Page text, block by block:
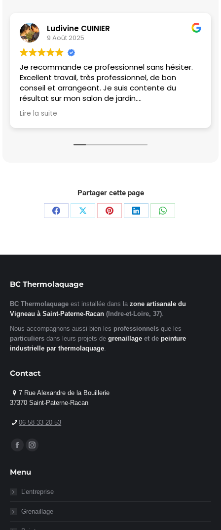
Ludivine CUINIER
9 Août 2025
Je recommande ce professionnel sans hésiter.
Excellent travail, très professionnel, de bon
conseil et arrangeant. Je suis contente du
résultat sur mon salon de jardin.
Merci beaucoup
Lire la suite
Partager cette page
PartagerPartagerPartagerPartagerPartager
BC Thermolaquage
BC Thermolaquage est installée dans la zone artisanale du
Vigneau à Saint-Paterne-Racan (Indre-et-Loire, 37).
Nous accompagnons aussi bien les professionnels que les
particuliers dans leurs projets de grenaillage et de peinture
industrielle par thermolaquage.
Contact
7 Rue Alexandre de la Bouillerie
37370 Saint-Paterne-Racan
06 58 33 20 53
Trouvez nous sur :
La
Facebook
s'ouvre
une
nouvelle
La
s'ouvre
une
nouvelle
Menu
L’entreprise
Grenaillage